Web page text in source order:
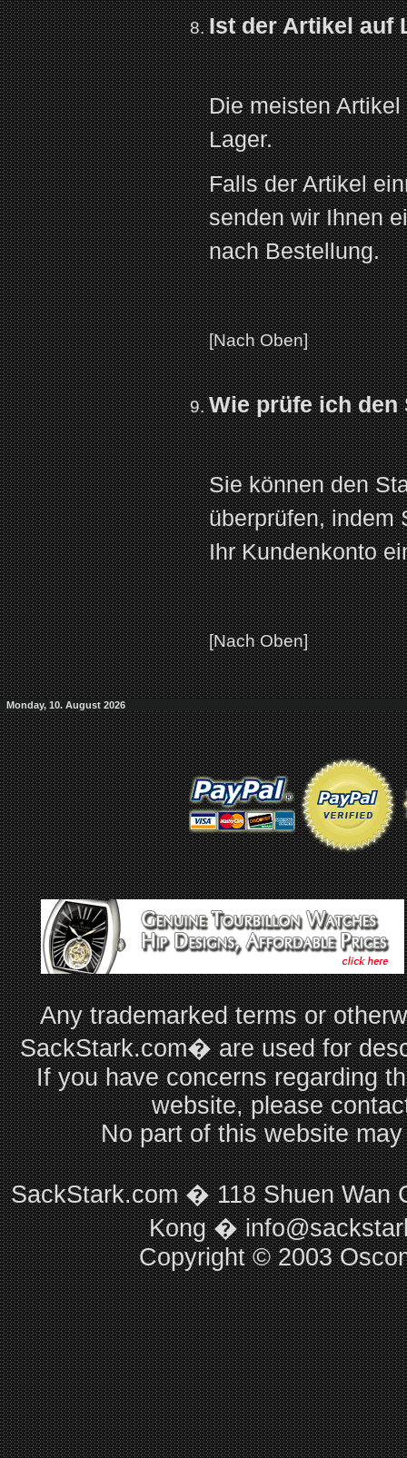
Ist der Artikel auf
Die meisten
Lager.
Falls der Artikel
senden wir Ihnen
nach Bestellung.
[Nach Oben]
Wie prüfe ich
Sie können den
überprüfen, indem
Ihr Kundenkonto
[Nach Oben]
Monday, 10. August 2026
Any trademarked terms or
SackStark.com� are used for
If you have concerns regarding
website, please
No part of this website
SackStark.com � 118 Shuen
Kong �
Copyright © 2003